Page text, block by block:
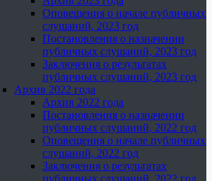
Оповещения о начале публичных
слушаний, 2023 год
Постановления о назначении
публичных слушаний, 2023 год
Заключения о результатах
публичных слушаний, 2023 год
Архив 2022 года
Архив 2022 года
Постановления о назначении
публичных слушаний, 2022 год
Оповещения о начале публичных
слушаний, 2022 год
Заключения о результатах
публичных слушаний, 2022 год